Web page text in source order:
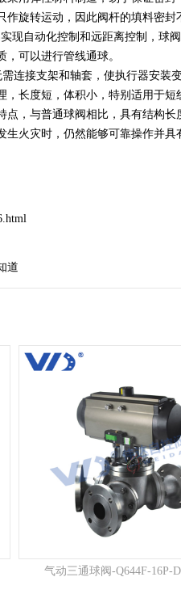
转运动，因此阀杆的填料密封
自动化控制和远距离控制，球
可以进行管线通球。
接支架和轴套，使执行器安装变
度短，体积小，特别适用于短
与普通球阀相比，具有结构长
火灾时，仍然能够可靠操作并
道
气动三通球阀-Q644F-16P-